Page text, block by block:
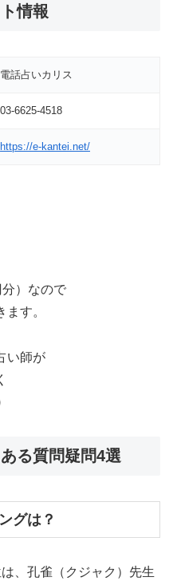
情報
電話占いカリス
03-6625-4518
https://e-kantei.net/
）なので
す。
い師が
る質問疑問4選
グは？
、孔雀（クジャク）先生